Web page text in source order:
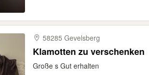
58285 Gevelsberg
Klamotten zu verschenken
Große s Gut erhalten